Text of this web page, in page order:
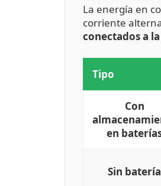
La energía en
corriente
conectados a
Tipo
Con
en
Sin batería